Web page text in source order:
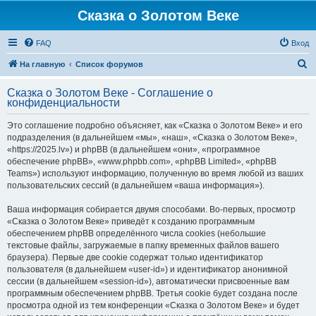
Сказка о Золотом Веке
FAQ Вход
На главную Список форумов
с
Сказка о Золотом Веке - Соглашение о
конфиденциальности
Это соглашение подробно объясняет, как «Сказка о Золотом Веке» и его
подразделения (в дальнейшем «мы», «наш», «Сказка о Золотом Веке»,
«https://2025.lv») и phpBB (в дальнейшем «они», «программное
обеспечение phpBB», «www.phpbb.com», «phpBB Limited», «phpBB
Teams») используют информацию, полученную во время любой из ваших
пользовательских сессий (в дальнейшем «ваша информация»).
Ваша информация собирается двумя способами. Во-первых, просмотр
«Сказка о Золотом Веке» приведёт к созданию программным
обеспечением phpBB определённого числа cookies (небольшие
текстовые файлы, загружаемые в папку временных файлов вашего
браузера). Первые две cookie содержат только идентификатор
пользователя (в дальнейшем «user-id») и идентификатор анонимной
сессии (в дальнейшем «session-id»), автоматически присвоенные вам
программным обеспечением phpBB. Третья cookie будет создана после
просмотра одной из тем конференции «Сказка о Золотом Веке» и будет